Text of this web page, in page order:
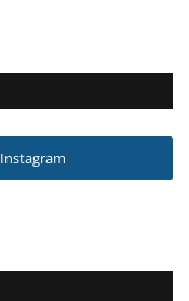
Instagram